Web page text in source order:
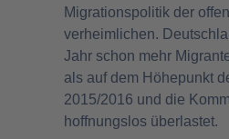
Migrationspolitik der
verheimlichen.
Jahr schon mehr
als auf dem Höhepunkt
2015/2016 und die
hoffnungslos überlastet.